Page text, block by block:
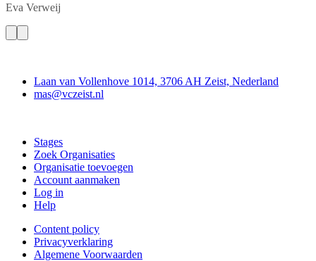
Eva Verweij
Laan van Vollenhove 1014, 3706 AH Zeist, Nederland
mas@vczeist.nl
Stages
Zoek Organisaties
Organisatie toevoegen
Account aanmaken
Log in
Help
Content policy
Privacyverklaring
Algemene Voorwaarden